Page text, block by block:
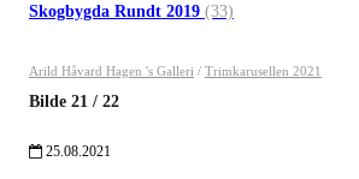
Skogbygda Rundt 2019 (33)
Arild Håvard Hagen 's Galleri / Trimkarusellen 2021
Bilde 21 / 22
25.08.2021